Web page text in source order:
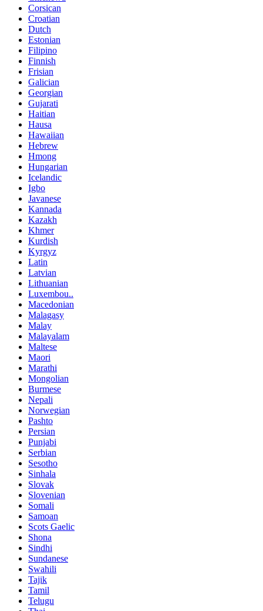
Corsican
Croatian
Dutch
Estonian
Filipino
Finnish
Frisian
Galician
Georgian
Gujarati
Haitian
Hausa
Hawaiian
Hebrew
Hmong
Hungarian
Icelandic
Igbo
Javanese
Kannada
Kazakh
Khmer
Kurdish
Kyrgyz
Latin
Latvian
Lithuanian
Luxembou..
Macedonian
Malagasy
Malay
Malayalam
Maltese
Maori
Marathi
Mongolian
Burmese
Nepali
Norwegian
Pashto
Persian
Punjabi
Serbian
Sesotho
Sinhala
Slovak
Slovenian
Somali
Samoan
Scots Gaelic
Shona
Sindhi
Sundanese
Swahili
Tajik
Tamil
Telugu